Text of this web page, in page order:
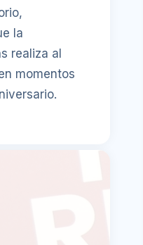
la
realiza al
momentos